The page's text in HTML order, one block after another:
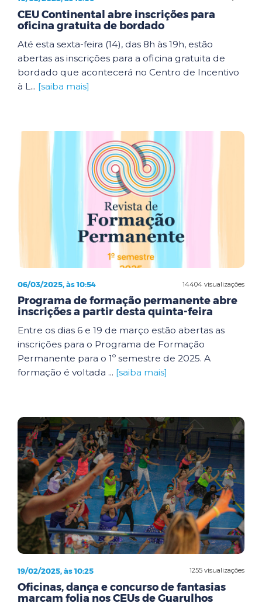
CEU Continental abre inscrições para
oficina gratuita de bordado
Até esta sexta-feira (14), das 8h às 19h, estão
abertas as inscrições para a oficina gratuita de
bordado que acontecerá no Centro de Incentivo
à L... [saiba mais]
14404 visualizações
06/03/2025, às 10:54
Programa de formação permanente abre
inscrições a partir desta quinta-feira
Entre os dias 6 e 19 de março estão abertas as
inscrições para o Programa de Formação
Permanente para o 1º semestre de 2025. A
formação é voltada ... [saiba mais]
1255 visualizações
19/02/2025, às 10:25
Oficinas, dança e concurso de fantasias
marcam folia nos CEUs de Guarulhos